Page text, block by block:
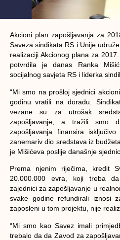
Akcioni plan zapošljavanja za
Saveza sindikata RS i Unije
realizaciji Akcionog plana za
potvrdila je danas Ranka
socijalnog savjeta RS i liderka
“Mi smo na prošloj sjednici
godinu vratili na doradu.
vezane su za utrošak
zapošljavanje, a tražili smo
zapošljavanja finansira
zanemariv dio sredstava iz
je Mišićeva poslije današnje
Prema njenim riječima, kredit
20.000.000 evra, koji treba
zajednici za zapošljavanje u
svake godine refundirali iznosi
zaposleni u tom projektu, nije
“Mi smo kao Savez imali
trebalo da da Zavod za